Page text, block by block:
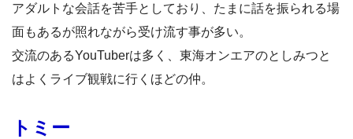
アダルトな会話を苦手としており、たまに話を振られる場
面もあるが照れながら受け流す事が多い。
交流のあるYouTuberは多く、東海オンエアのとしみつと
はよくライブ観戦に行くほどの仲。
トミー